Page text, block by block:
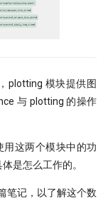
plotting 模块提供图
与 plotting 的操作
用这两个模块中的功
是怎么工作的。
笔记，以了解这个数